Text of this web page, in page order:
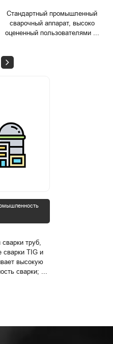
Стандартный промышленный
сварочный аппарат, высоко
оцененный пользователями ...
труб,
сварки TIG и
высокую
сварки; ...